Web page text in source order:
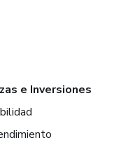
e Inversiones